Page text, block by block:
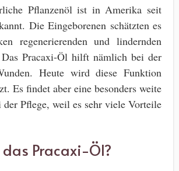
Pflanzenöl ist in Amerika seit
Die Eingeborenen schätzten es
regenerierenden und lindernden
Das Pracaxi-Öl hilft nämlich bei der
Heute wird diese Funktion
Es findet aber eine besonders weite
der Pflege, weil es sehr viele Vorteile
Pracaxi-Öl?